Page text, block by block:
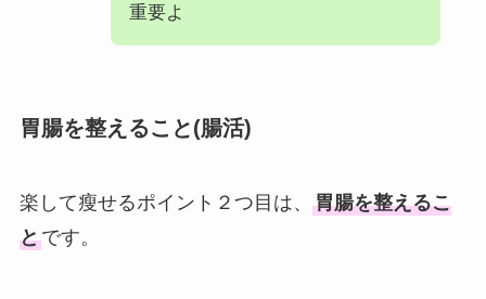
重要よ
胃腸を整えること(腸活)
楽して瘦せるポイント２つ目は、 胃腸を整えるこ
とです。